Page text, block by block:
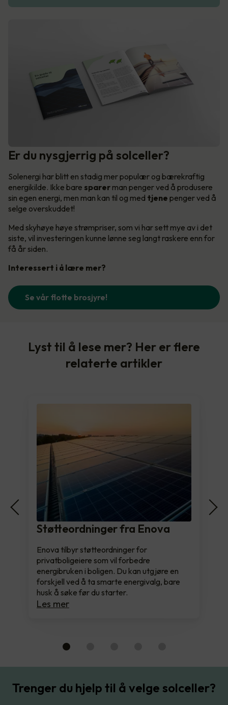
Er du nysgjerrig på solceller?
Solenergi har blitt en stadig mer populær og bærekraftig
energikilde. Ikke bare sparer man penger ved å produsere
sin egen energi, men man kan til og med tjene penger ved å
selge overskuddet!
Med skyhøye høye strømpriser, som vi har sett mye av i det
siste, vil investeringen kunne lønne seg langt raskere enn for
få år siden.
Interessert i å lære mer?
Se vår flotte brosjyre!
Lyst til å lese mer? Her er flere
relaterte artikler
Støtteordninger fra Enova
Enova tilbyr støtteordninger for
privatboligeiere som vil forbedre
energibruken i boligen. Du kan utgjøre en
forskjell ved å ta smarte energivalg, bare
husk å søke før du starter.
Les mer
Trenger du hjelp til å velge solceller?